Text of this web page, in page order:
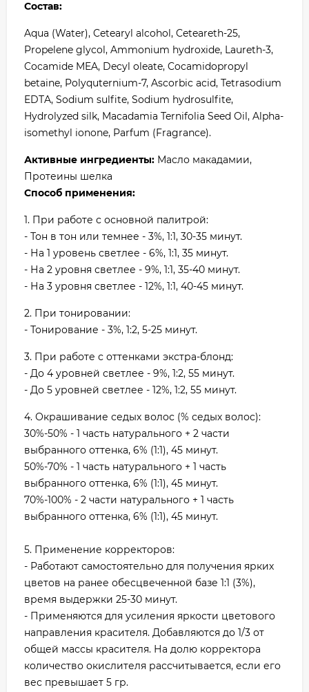
Состав:
Aqua (Water), Cetearyl alcohol, Ceteareth-25,
Propelene glycol, Ammonium hydroxide, Laureth-3,
Cocamide MEA, Decyl oleate, Cocamidopropyl
betaine, Polyquternium-7, Ascorbic acid, Tetrasodium
EDTA, Sodium sulfite, Sodium hydrosulfite,
Hydrolyzed silk, Macadamia Ternifolia Seed Oil, Alpha-
isomethyl ionone, Parfum (Fragrance).
Активные ингредиенты: Масло макадамии,
Протеины шелка
Способ применения:
1. При работе с основной палитрой:
- Тон в тон или темнее - 3%, 1:1, 30-35 минут.
- На 1 уровень светлее - 6%, 1:1, 35 минут.
- На 2 уровня светлее - 9%, 1:1, 35-40 минут.
- На 3 уровня светлее - 12%, 1:1, 40-45 минут.
2. При тонировании:
- Тонирование - 3%, 1:2, 5-25 минут.
3. При работе с оттенками экстра-блонд:
- До 4 уровней светлее - 9%, 1:2, 55 минут.
- До 5 уровней светлее - 12%, 1:2, 55 минут.
4. Окрашивание седых волос (% седых волос):
30%-50% - 1 часть натурального + 2 части
выбранного оттенка, 6% (1:1), 45 минут.
50%-70% - 1 часть натурального + 1 часть
выбранного оттенка, 6% (1:1), 45 минут.
70%-100% - 2 части натурального + 1 часть
выбранного оттенка, 6% (1:1), 45 минут.
5. Применение корректоров:
- Работают самостоятельно для получения ярких
цветов на ранее обесцвеченной базе 1:1 (3%),
время выдержки 25-30 минут.
- Применяются для усиления яркости цветового
направления красителя. Добавляются до 1/3 от
общей массы красителя. На долю корректора
количество окислителя рассчитывается, если его
вес превышает 5 гр.